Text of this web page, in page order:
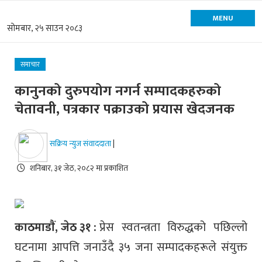
सोमबार, २५ साउन २०८३
MENU
समाचार
कानुनको दुरुपयोग नगर्न सम्पादकहरुको
चेतावनी, पत्रकार पक्राउको प्रयास खेदजनक
सक्रिय न्युज संवाददाता|
शनिबार, ३१ जेठ, २०८२ मा प्रकाशित
काठमाडाैं, जेठ ३१ :प्रेस स्वतन्त्रता विरुद्धको पछिल्लो
घटनामा आपत्ति जनाउँदै ३५ जना सम्पादकहरूले संयुक्त